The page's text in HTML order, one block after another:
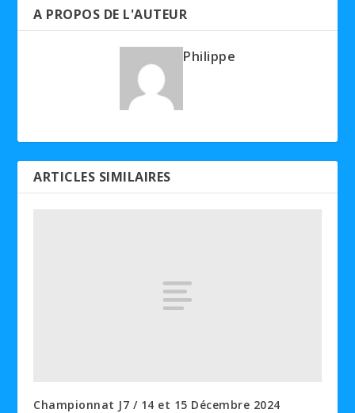
A PROPOS DE L'AUTEUR
Philippe
ARTICLES SIMILAIRES
Championnat J7 / 14 et 15 Décembre 2024